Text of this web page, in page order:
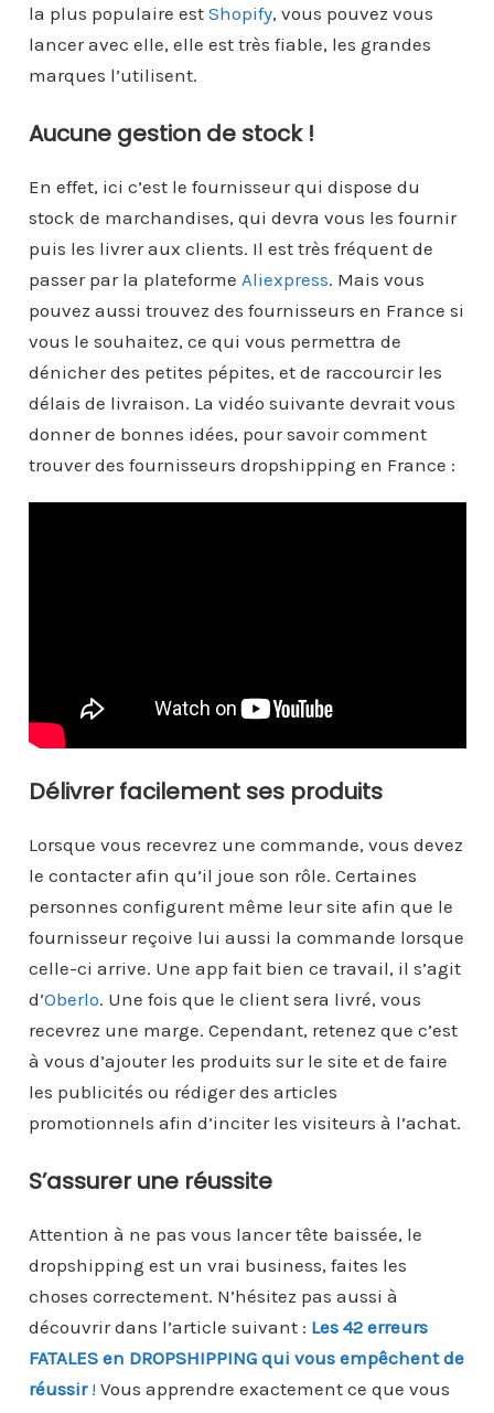
la plus populaire est Shopify, vous pouvez vous
lancer avec elle, elle est très fiable, les grandes
marques l’utilisent.
Aucune gestion de stock !
En effet, ici c’est le fournisseur qui dispose du
stock de marchandises, qui devra vous les fournir
puis les livrer aux clients. Il est très fréquent de
passer par la plateforme Aliexpress. Mais vous
pouvez aussi trouvez des fournisseurs en France si
vous le souhaitez, ce qui vous permettra de
dénicher des petites pépites, et de raccourcir les
délais de livraison. La vidéo suivante devrait vous
donner de bonnes idées, pour savoir comment
trouver des fournisseurs dropshipping en France :
Délivrer facilement ses produits
Lorsque vous recevrez une commande, vous devez
le contacter afin qu’il joue son rôle. Certaines
personnes configurent même leur site afin que le
fournisseur reçoive lui aussi la commande lorsque
celle-ci arrive. Une app fait bien ce travail, il s’agit
d’Oberlo. Une fois que le client sera livré, vous
recevrez une marge. Cependant, retenez que c’est
à vous d’ajouter les produits sur le site et de faire
les publicités ou rédiger des articles
promotionnels afin d’inciter les visiteurs à l’achat.
S’assurer une réussite
Attention à ne pas vous lancer tête baissée, le
dropshipping est un vrai business, faites les
choses correctement. N’hésitez pas aussi à
découvrir dans l’article suivant : Les 42 erreurs
FATALES en DROPSHIPPING qui vous empêchent de
réussir! Vous apprendre exactement ce que vous